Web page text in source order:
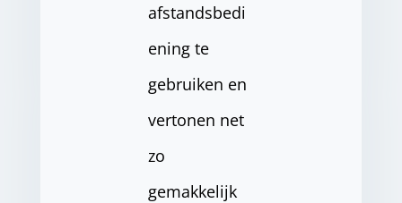
afstandsbedi
ening te
gebruiken en
vertonen net
zo
gemakkelijk